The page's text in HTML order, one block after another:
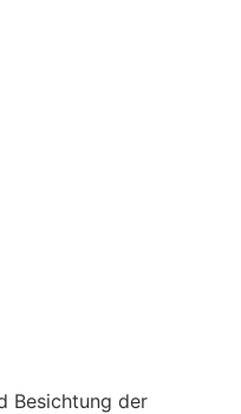
Besichtung der